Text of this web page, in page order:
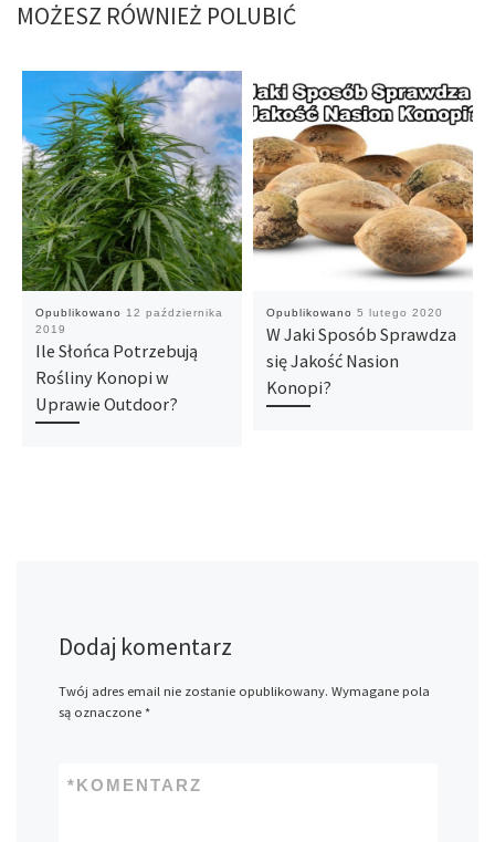
MOŻESZ RÓWNIEŻ POLUBIĆ
Opublikowano
12 października
2019
Ile Słońca Potrzebują
Rośliny Konopi w
Uprawie Outdoor?
Opublikowano 5 lutego 2020
W Jaki Sposób Sprawdza
się Jakość Nasion
Konopi?
Dodaj komentarz
Twój adres email nie zostanie opublikowany. Wymagane pola
są oznaczone *
KOMENTARZ
*